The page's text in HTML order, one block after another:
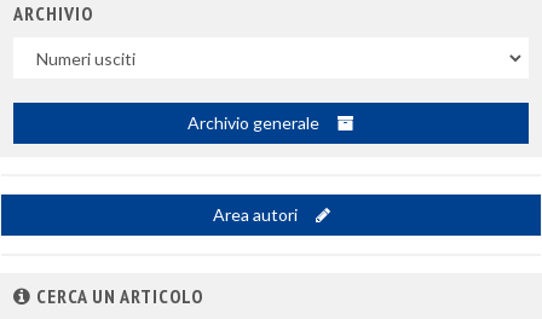
ARCHIVIO
Archivio generale
Area autori
CERCA UN ARTICOLO